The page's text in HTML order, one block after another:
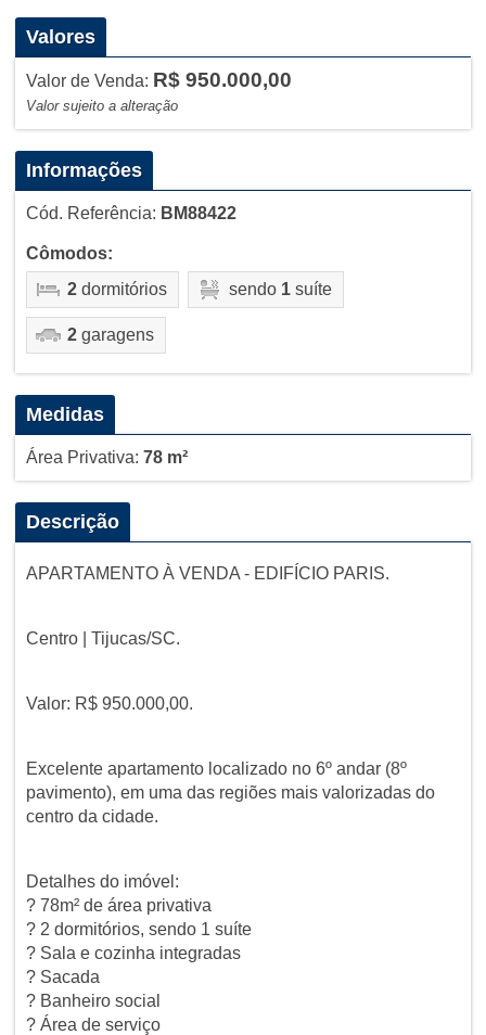
Valores
Valor de Venda: R$ 950.000,00
Valor sujeito a alteração
Informações
Cód. Referência: BM88422
Cômodos:
2dormitórios sendo 1suíte
2garagens
Medidas
Área Privativa: 78 m²
Descrição
APARTAMENTO À VENDA - EDIFÍCIO PARIS.
Centro | Tijucas/SC.
Valor: R$ 950.000,00.
Excelente apartamento localizado no 6º andar (8º
pavimento), em uma das regiões mais valorizadas do
centro da cidade.
Detalhes do imóvel:
? 78m² de área privativa
? 2 dormitórios, sendo 1 suíte
? Sala e cozinha integradas
? Sacada
? Banheiro social
? Área de serviço